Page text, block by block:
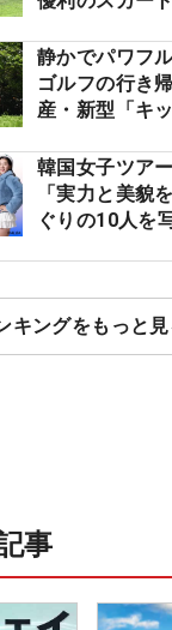
静かでパワフ
ゴルフの行き
産・新型「キ
韓国女子ツア
「実力と美貌
ぐりの10人を
キングをもっと
事